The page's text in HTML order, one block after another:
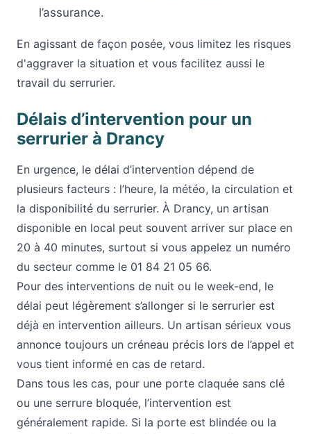
l’assurance.
En agissant de façon posée, vous limitez les risques
d'aggraver la situation et vous facilitez aussi le
travail du serrurier.
Délais d’intervention pour un
serrurier à Drancy
En urgence, le délai d’intervention dépend de
plusieurs facteurs : l’heure, la météo, la circulation et
la disponibilité du serrurier. À Drancy, un artisan
disponible en local peut souvent arriver sur place en
20 à 40 minutes, surtout si vous appelez un numéro
du secteur comme le 01 84 21 05 66.
Pour des interventions de nuit ou le week-end, le
délai peut légèrement s’allonger si le serrurier est
déjà en intervention ailleurs. Un artisan sérieux vous
annonce toujours un créneau précis lors de l’appel et
vous tient informé en cas de retard.
Dans tous les cas, pour une porte claquée sans clé
ou une serrure bloquée, l’intervention est
généralement rapide. Si la porte est blindée ou la